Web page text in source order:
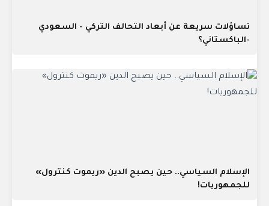
تساؤلات سريعة عن أبعاد التحالف التركي - السعودي
-الباكستاني؟
الإسلام السياسي.. حين يصبح الدين «ريموت كنترول»
للجمهوريات!